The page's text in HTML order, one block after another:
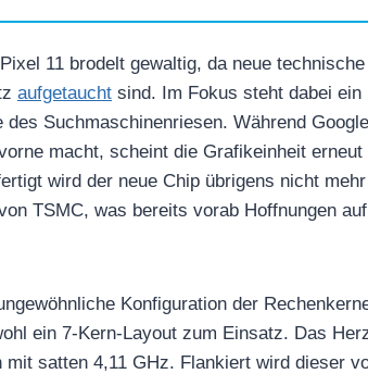
11 brodelt gewaltig, da neue technische
aufgetaucht sind. Im Fokus steht dabei ein
Suchmaschinenriesen. Während
macht, scheint die Grafikeinheit erneut
wird der neue Chip übrigens nicht
TSMC, was bereits vorab Hoffnungen
Konfiguration der
ein 7-Kern-Layout zum Einsatz. Das
satten 4,11 GHz. Flankiert wird dieser